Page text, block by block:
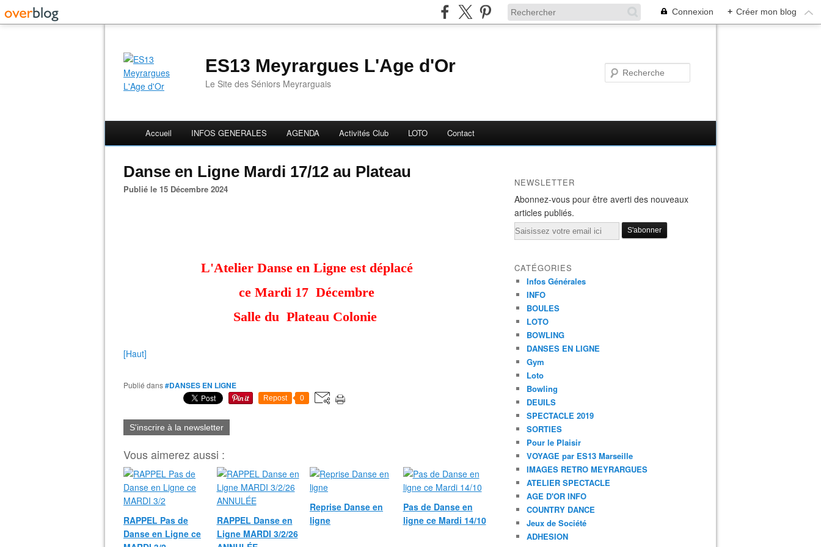
Connexion + Créer mon blog
ES13 Meyrargues L'Age d'Or
Le Site des Séniors Meyrarguais
Accueil INFOS GENERALES AGENDA Activités Club LOTO Contact
Danse en Ligne Mardi 17/12 au Plateau
Publié le 15 Décembre 2024
L'Atelier Danse en Ligne est déplacé
ce Mardi 17 Décembre
Salle du Plateau Colonie
[Haut]
Publié dans#DANSES EN LIGNE
Repost 0
S'inscrire à la newsletter
Vous aimerez aussi :
RAPPEL Pas de
Danse en Ligne ce
RAPPEL Danse en
Ligne MARDI 3/2/26
Reprise Danse en
ligne
Pas de Danse en
ligne ce Mardi 14/10
NEWSLETTER
Abonnez-vous pour être averti des nouveaux
articles publiés.
Email
CATÉGORIES
Infos Générales
INFO
BOULES
LOTO
BOWLING
DANSES EN LIGNE
Gym
Loto
Bowling
DEUILS
SPECTACLE 2019
SORTIES
Pour le Plaisir
VOYAGE par ES13 Marseille
IMAGES RETRO MEYRARGUES
ATELIER SPECTACLE
AGE D'OR INFO
COUNTRY DANCE
Jeux de Société
ADHESION